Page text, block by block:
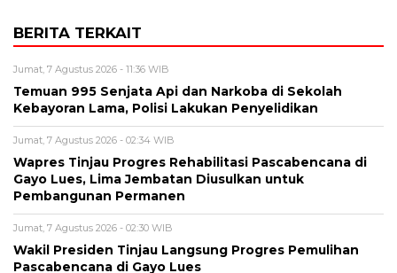
BERITA TERKAIT
Jumat, 7 Agustus 2026 - 11:36 WIB
Temuan 995 Senjata Api dan Narkoba di Sekolah
Kebayoran Lama, Polisi Lakukan Penyelidikan
Jumat, 7 Agustus 2026 - 02:34 WIB
Wapres Tinjau Progres Rehabilitasi Pascabencana di
Gayo Lues, Lima Jembatan Diusulkan untuk
Pembangunan Permanen
Jumat, 7 Agustus 2026 - 02:30 WIB
Wakil Presiden Tinjau Langsung Progres Pemulihan
Pascabencana di Gayo Lues